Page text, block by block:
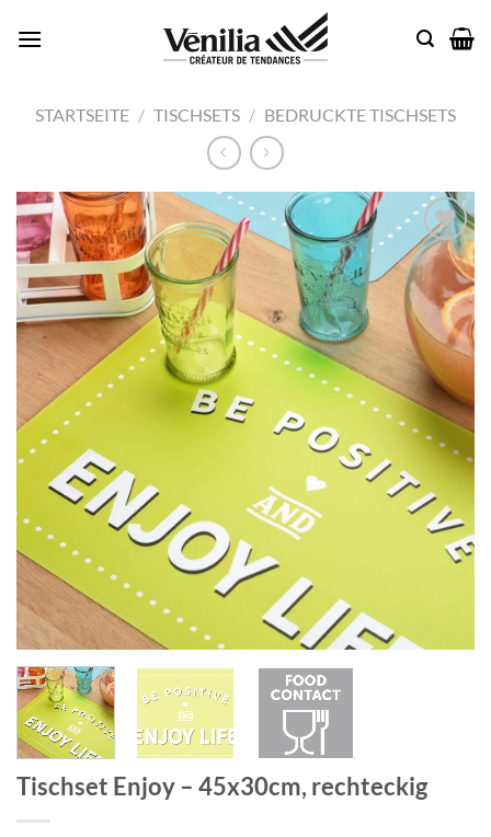
Inhalt
STARTSEITE / TISCHSETS / BEDRUCKTE TISCHSETS
Add to
wishlist
Tischset Enjoy – 45x30cm, rechteckig